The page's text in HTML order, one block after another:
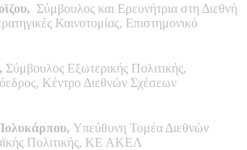
Σύμβουλος και Ερευνήτρια στη Διεθνή
Καινοτομίας, Επιστημονικό
Σύμβουλος Εξωτερικής Πολιτικής,
Κέντρο Διεθνών Σχέσεων
Υπεύθυνη Τομέα Διεθνών
Πολιτικής, ΚΕ ΑΚΕΛ